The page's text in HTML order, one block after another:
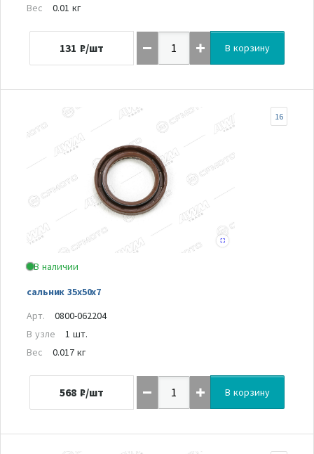
Вес 0.01 кг
131 ₽/шт В корзину
В наличии
сальник 35х50х7
16
Арт.
0800-062204
В узле
1 шт.
Вес
0.017 кг
568 ₽/шт В корзину